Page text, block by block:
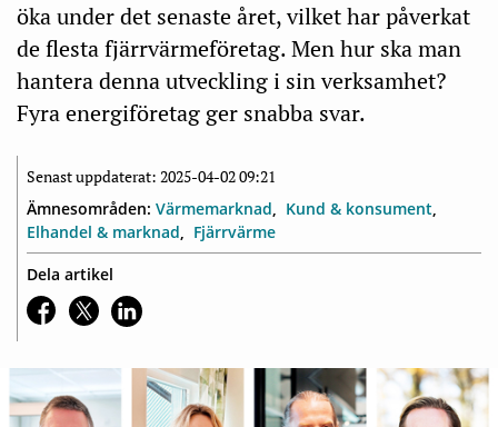
öka under det senaste året, vilket har påverkat
de flesta fjärrvärmeföretag. Men hur ska man
hantera denna utveckling i sin verksamhet?
Fyra energiföretag ger snabba svar.
Senast uppdaterat: 2025-04-02 09:21
Ämnesområden: Värmemarknad
Kund & konsument
Elhandel & marknad
Fjärrvärme
Dela artikel